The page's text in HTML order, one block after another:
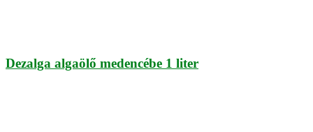
Dezalga algaölő medencébe 1 liter